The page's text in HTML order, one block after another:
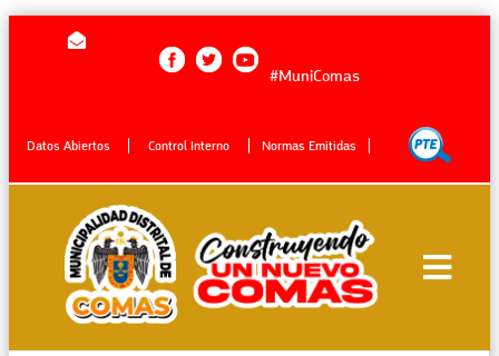
#MuniComas
Datos Abiertos Control Interno Normas Emitidas